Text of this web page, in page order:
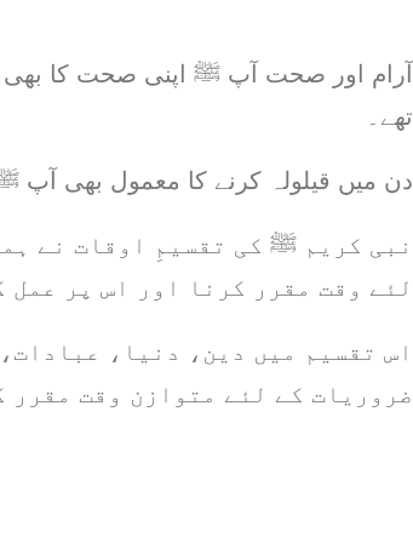
آرام اور صحت آپ ﷺ اپنی صحت کا بھی
تھے۔
دن میں قیلولہ کرنے کا معمول بھی آپ ﷺ
نبی کریم ﷺ کی تقسیمِ اوقات نے
لئے وقت مقرر کرنا اور اس پر عمل
اس تقسیم میں دین، دنیا،
ضروریات کے لئے متوازن وقت